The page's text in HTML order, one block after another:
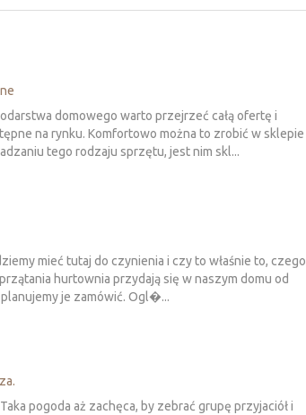
domowego warto przejrzeć całą ofertę i
na rynku. Komfortowo można to zrobić w sklepie
tego rodzaju sprzętu, jest nim skl...
mieć tutaj do czynienia i czy to właśnie to, czego
hurtownia przydają się w naszym domu od
je zamówić. Ogl�...
pogoda aż zachęca, by zebrać grupę przyjaciół i